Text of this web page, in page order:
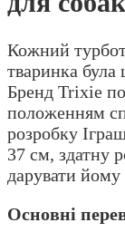
Кожний
тваринка була
Бренд Trixie
положенням
розробку
37 см, здатну
дарувати йому
Основні